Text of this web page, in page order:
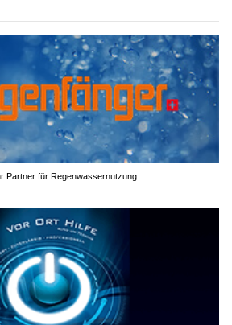
Partner für Regenwassernutzung